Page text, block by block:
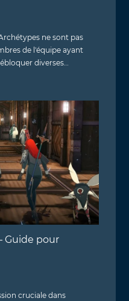
ne sont pas
de l'équipe ayant
diverses…
Guide pour
cruciale dans